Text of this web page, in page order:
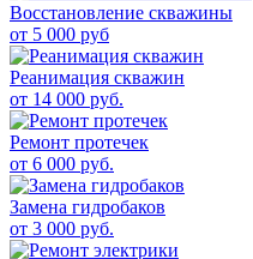
Восстановление скважины
от 5 000 руб
Реанимация скважин
от 14 000 руб.
Ремонт протечек
от 6 000 руб.
Замена гидробаков
от 3 000 руб.